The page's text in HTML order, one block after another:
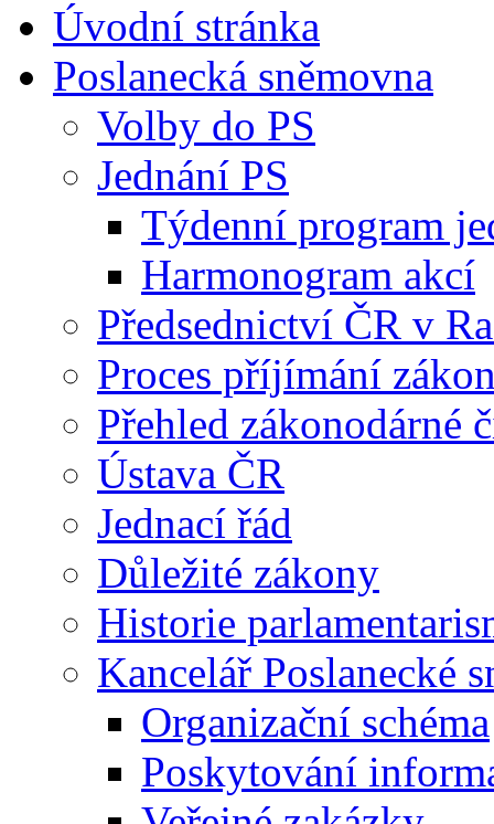
Úvodní stránka
Poslanecká sněmovna
Volby do PS
Jednání PS
Týdenní program
Harmonogram akcí
Předsednictví ČR v
Proces příjímání
Přehled zákonodárné
Ústava ČR
Jednací řád
Důležité zákony
Historie
Kancelář Poslanecké
Organizační schéma
Poskytování